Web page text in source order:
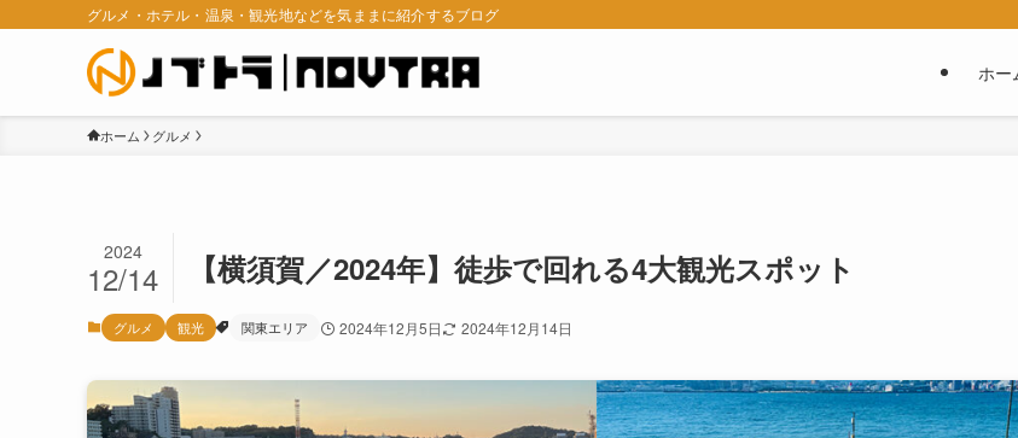
グルメ・ホテル・温泉・観光地などを気ままに紹介するブログ
ホー
ホーム グルメ
【横須賀／2024年】徒歩で回れる4大観光スポット
2024
12/14
グルメ 観光 関東エリア 2024年12月5日 2024年12月14日